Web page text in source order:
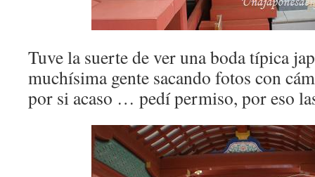
Tuve la suerte de ver una boda típica
muchísima gente sacando fotos con
por si acaso … pedí permiso, por eso